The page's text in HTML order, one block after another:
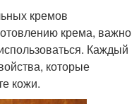
кремов
крема, важно
Каждый
которые
кожи.